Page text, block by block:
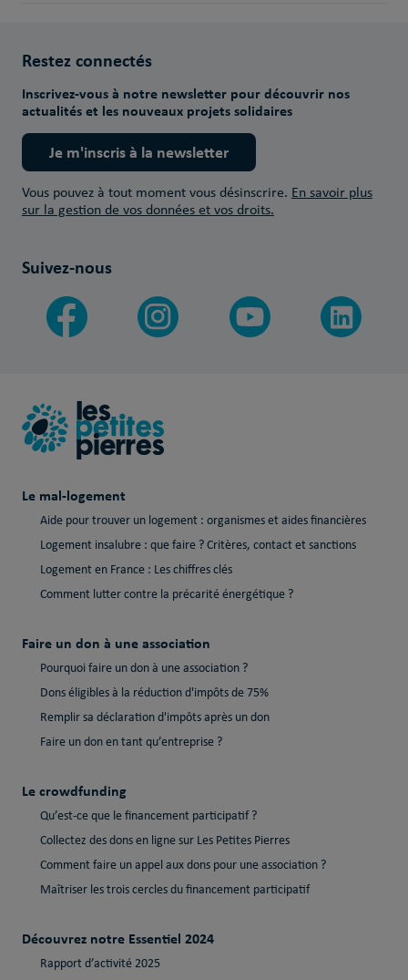
Restez connectés
Inscrivez-vous à notre newsletter pour découvrir nos
actualités et les nouveaux projets solidaires
Je m'inscris à la newsletter
Vous pouvez à tout moment vous désinscrire. En savoir plus
sur la gestion de vos données et vos droits.
Suivez-nous
Le mal-logement
Aide pour trouver un logement : organismes et aides financières
Logement insalubre : que faire ? Critères, contact et sanctions
Logement en France : Les chiffres clés
Comment lutter contre la précarité énergétique ?
Faire un don à une association
Pourquoi faire un don à une association ?
Dons éligibles à la réduction d'impôts de 75%
Remplir sa déclaration d'impôts après un don
Faire un don en tant qu’entreprise ?
Le crowdfunding
Qu’est-ce que le financement participatif ?
Collectez des dons en ligne sur Les Petites Pierres
Comment faire un appel aux dons pour une association ?
Maîtriser les trois cercles du financement participatif
Découvrez notre Essentiel 2024
Rapport d’activité 2025